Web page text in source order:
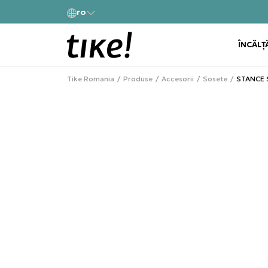
ro
Tike Romania Produse Accesorii Sosete STANCE